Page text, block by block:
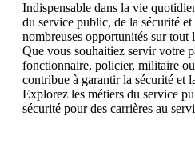
Indispensable dans la vie
du service public, de la sécurité
nombreuses opportunités sur tout
Que vous souhaitiez servir votre
fonctionnaire, policier, militaire
contribue à garantir la sécurité et
Explorez les métiers du service
sécurité pour des carrières au